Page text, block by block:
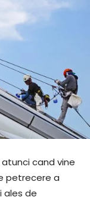
cand vine
petrecere a
ales de